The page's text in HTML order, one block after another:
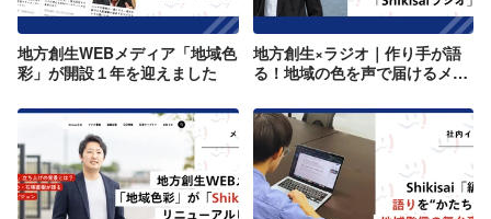
地方創生WEBメディア「地域色
彩」が開設１年を迎えました
地方創生×ラジオ｜作り手が語
る！地域の色を声で届けるメデ